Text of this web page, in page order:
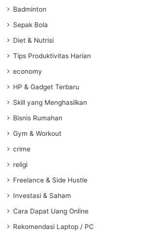
Badminton
Sepak Bola
Diet & Nutrisi
Tips Produktivitas Harian
economy
HP & Gadget Terbaru
Skill yang Menghasilkan
Bisnis Rumahan
Gym & Workout
crime
religi
Freelance & Side Hustle
Investasi & Saham
Cara Dapat Uang Online
Rekomendasi Laptop / PC